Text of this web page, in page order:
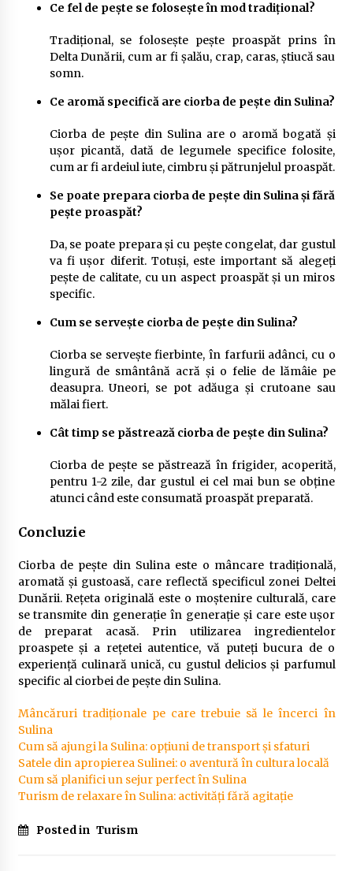
Ce fel de pește se folosește în mod tradițional?
Tradițional, se folosește pește proaspăt prins în
Delta Dunării, cum ar fi șalău, crap, caras, știucă sau
somn.
Ce aromă specifică are ciorba de pește din Sulina?
Ciorba de pește din Sulina are o aromă bogată și
ușor picantă, dată de legumele specifice folosite,
cum ar fi ardeiul iute, cimbru și pătrunjelul proaspăt.
Se poate prepara ciorba de pește din Sulina și fără
pește proaspăt?
Da, se poate prepara și cu pește congelat, dar gustul
va fi ușor diferit. Totuși, este important să alegeți
pește de calitate, cu un aspect proaspăt și un miros
specific.
Cum se servește ciorba de pește din Sulina?
Ciorba se servește fierbinte, în farfurii adânci, cu o
lingură de smântână acră și o felie de lămâie pe
deasupra. Uneori, se pot adăuga și crutoane sau
mălai fiert.
Cât timp se păstrează ciorba de pește din Sulina?
Ciorba de pește se păstrează în frigider, acoperită,
pentru 1-2 zile, dar gustul ei cel mai bun se obține
atunci când este consumată proaspăt preparată.
Concluzie
Ciorba de pește din Sulina este o mâncare tradițională,
aromată și gustoasă, care reflectă specificul zonei Deltei
Dunării. Rețeta originală este o moștenire culturală, care
se transmite din generație în generație și care este ușor
de preparat acasă. Prin utilizarea ingredientelor
proaspete și a rețetei autentice, vă puteți bucura de o
experiență culinară unică, cu gustul delicios și parfumul
specific al ciorbei de pește din Sulina.
Mâncăruri tradiționale pe care trebuie să le încerci în
Sulina
Cum să ajungi la Sulina: opțiuni de transport și sfaturi
Satele din apropierea Sulinei: o aventură în cultura locală
Cum să planifici un sejur perfect în Sulina
Turism de relaxare în Sulina: activități fără agitație
Posted in Turism